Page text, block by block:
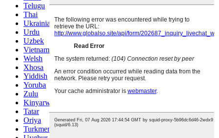
Telugu
Thai
Ukrainian
Urdu
Uzbek
Vietnamese
Welsh
Xhosa
Yiddish
Yoruba
Zulu
Kinyarwanda
Tatar
Oriya
Turkmen